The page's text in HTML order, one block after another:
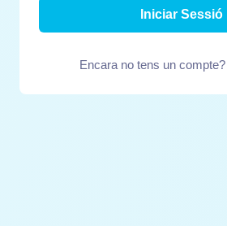
Iniciar Sessió
Encara no tens un compte?